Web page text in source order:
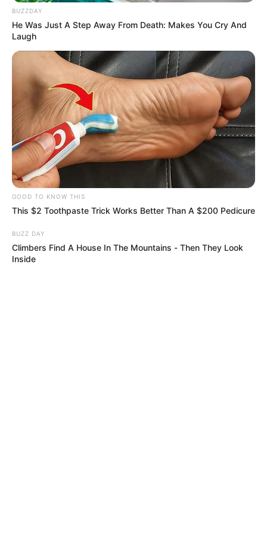
POLONUEVO LOS COSTEÑOS
TRANSMETRO
EDUARDO VERANO DE LA ROSA
LOS PEPES
BUZZDAY
He Was Just A Step Away From Death: Makes You Cry And
Laugh
GOOD TO KNOW THIS
This $2 Toothpaste Trick Works Better Than A $200 Pedicure
BUZZ DAY
Climbers Find A House In The Mountains - Then They Look
Inside